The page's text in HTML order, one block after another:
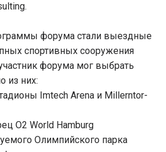
форума стали выездные
спортивных сооружения
форума мог выбрать
из них:
Imtech Arena и Millerntor-
O2 World Hamburg
Олимпийского парка